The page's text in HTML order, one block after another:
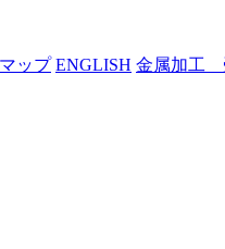
ップ ENGLISH 金属加工